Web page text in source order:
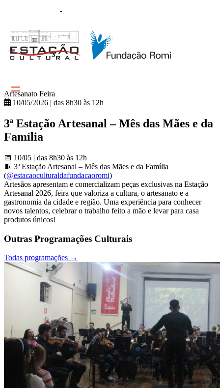
Artesanato Feira
10/05/2026 | das 8h30 às 12h
3ª Estação Artesanal – Mês das Mães e da
Família
📅 10/05 | das 8h30 às 12h
🧵 3ª Estação Artesanal – Mês das Mães e da Família
(@estacaoculturaldafundacaoromi)
Artesãos apresentam e comercializam peças exclusivas na Estação
Artesanal 2026, feira que valoriza a cultura, o artesanato e a
gastronomia da cidade e região. Uma experiência para conhecer
novos talentos, celebrar o trabalho feito a mão e levar para casa
produtos únicos!
Outras Programações Culturais
Todas programações →